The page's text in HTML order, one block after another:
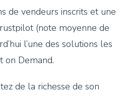
de vendeurs inscrits et une
(note moyenne de
l’une des solutions les
on Demand.
de la richesse de son